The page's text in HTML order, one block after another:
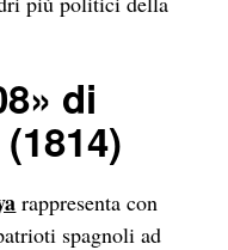
di
rappresenta con
spagnoli ad